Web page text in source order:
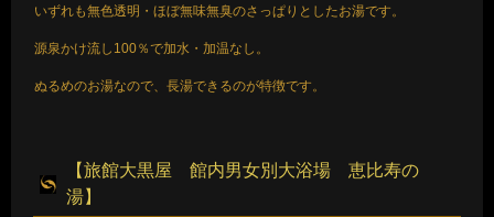
いずれも無色透明・ほぼ無味無臭のさっぱりとしたお湯です。
源泉かけ流し100％で加水・加温なし。
ぬるめのお湯なので、長湯できるのが特徴です。
【旅館大黒屋 館内男女別大浴場 恵比寿の
湯】